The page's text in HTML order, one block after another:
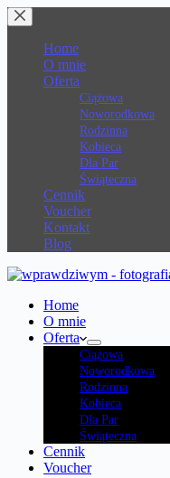
Przejdź
do
Home
O mnie
Oferta
Ciążowa
Noworodkowa
Rodzinna
Kobieca
Dla Par
Świąteczna
Cennik
Voucher
Kontakt
Blog
Home
O mnie
Oferta
Ciążowa
Noworodkowa
Rodzinna
Kobieca
Dla Par
Świąteczna
Cennik
Voucher